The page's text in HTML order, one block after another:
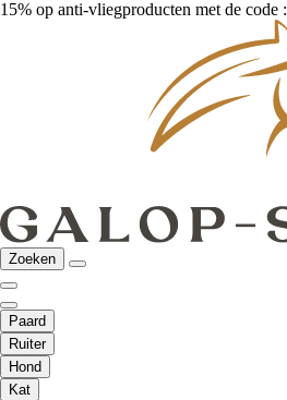
15% op anti-vliegproducten met de code :
Zoeken
Paard
Ruiter
Hond
Kat